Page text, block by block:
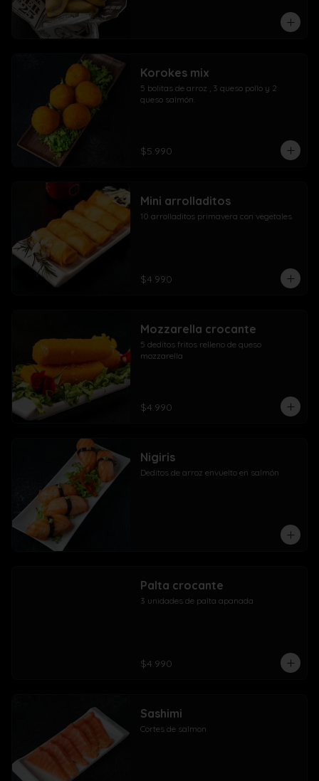
Korokes mix
5 bolitas de arroz , 3 queso pollo y 2
queso salmón.
$5.990
Mini arrolladitos
10 arrolladitos primavera con vegetales
$4.990
Mozzarella crocante
5 deditos fritos relleno de queso
mozzarella
$4.990
Nigiris
Deditos de arroz envuelto en salmón
Palta crocante
3 unidades de palta apanada
$4.990
Sashimi
Cortes de salmon